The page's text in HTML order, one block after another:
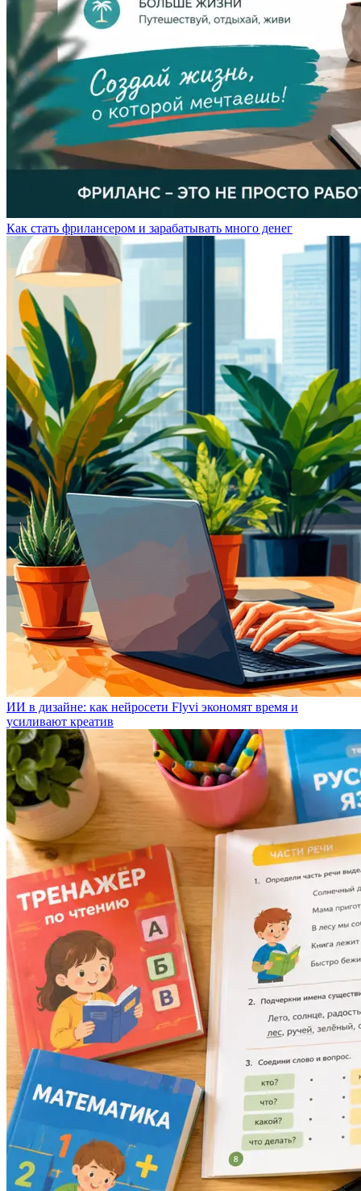
Как стать фрилансером и зарабатывать много денег
ИИ в дизайне: как нейросети Flyvi экономят время и
усиливают креатив